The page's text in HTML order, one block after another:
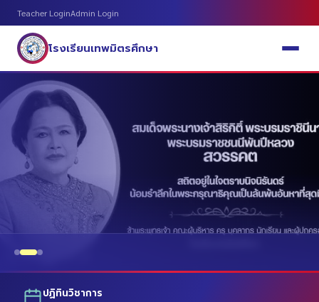
Teacher LoginAdmin Login
โรงเรียนเทพมิตรศึกษา
ปฏิทินวิชาการ